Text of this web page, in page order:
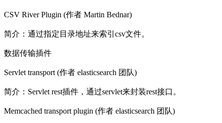
CSV River Plugin (作者 Martin Bednar)
简介：通过指定目录地址来索引csv文件。
数据传输插件
Servlet transport (作者 elasticsearch 团队)
简介：Servlet rest插件，通过servlet来封装rest接口。
Memcached transport plugin (作者 elasticsearch 团队)